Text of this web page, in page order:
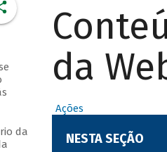
da
da
Ações
NESTA SEÇÃO